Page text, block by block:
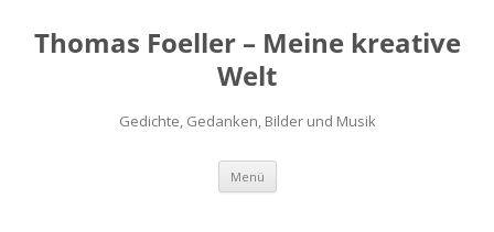
Thomas Foeller – Meine kreative
Welt
Gedichte, Gedanken, Bilder und Musik
Menü Zum
springen